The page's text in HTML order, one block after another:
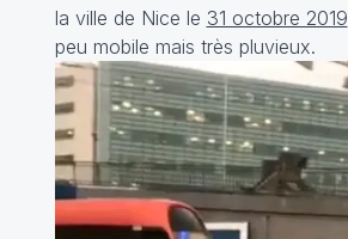
la ville de Nice le 31 octobre 2019
peu mobile mais très pluvieux.